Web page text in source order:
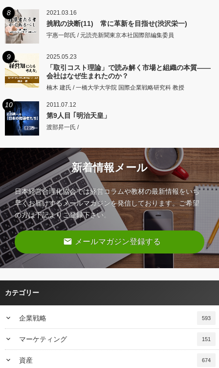
8 2021.03.16
挑戦の決断(11) 常に革新を目指せ(渋沢栄一)
宇惠一郎氏 / 元読売新聞東京本社国際部編集委員
9 2025.05.23
「取引コスト理論」で読み解く市場と組織の本質――
会社はなぜ生まれたのか？
楠木 建氏 / 一橋大学大学院 国際企業戦略研究科 教授
10 2011.07.12
第9人目 ｢明治天皇」
渡部昇一氏 /
新着情報メール
日本経営合理化協会では経営コラムや教材の最新情報をいち
早くお届けするメールマガジンを発信しております。ご希望
の方は下記よりご登録下さい。
email メールマガジン登録する
カテゴリー
keyboard_arrow_down 企業戦略 593
keyboard_arrow_down マーケティング 151
keyboard_arrow_down 資産 674